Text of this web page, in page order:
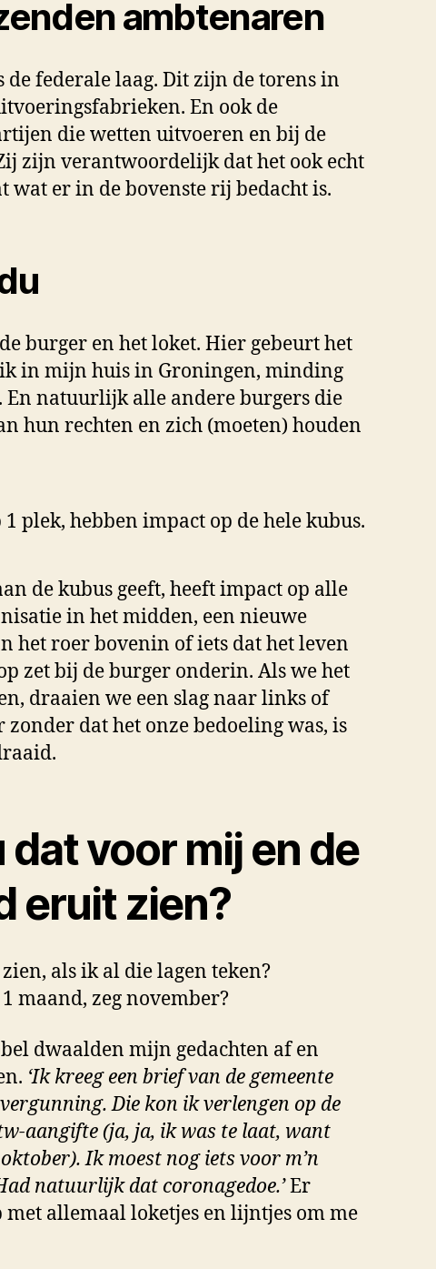
ambtenaren
de federale laag. Dit zijn de torens in
En ook de
die wetten uitvoeren en bij de
zijn verantwoordelijk dat het ook echt
wat er in de bovenste rij bedacht is.
burger en het loket. Hier gebeurt het
in mijn huis in Groningen, minding
En natuurlijk alle andere burgers die
hun rechten en zich (moeten) houden
plek, hebben impact op de hele kubus.
de kubus geeft, heeft impact op alle
in het midden, een nieuwe
het roer bovenin of iets dat het leven
zet bij de burger onderin. Als we het
draaien we een slag naar links of
dat het onze bedoeling was, is
dat voor mij en de
eruit zien?
als ik al die lagen teken?
maand, zeg november?
dwaalden mijn gedachten af en
‘Ik kreeg een brief van de gemeente
Die kon ik verlengen op de
aangifte (ja, ja, ik was te laat, want
Ik moest nog iets voor m’n
natuurlijk dat coronagedoe.’Er
met allemaal loketjes en lijntjes om me